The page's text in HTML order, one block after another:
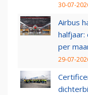
30-07-
Airbus
halfjaar:
per
29-07-